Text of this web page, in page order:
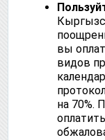
вы
видов
на 70%.